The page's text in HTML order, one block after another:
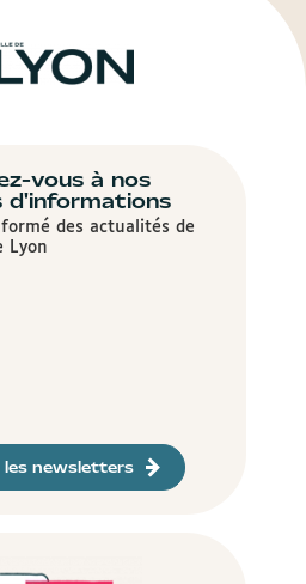
vous à nos
d'informations
des actualités de
Lyon
les newsletters